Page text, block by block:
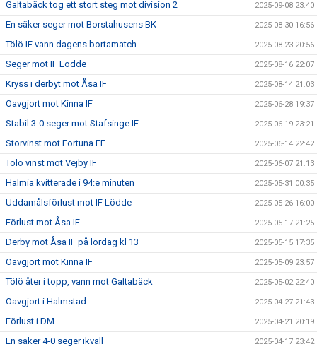
Galtabäck tog ett stort steg mot division 2 2025-09-08 23:40
En säker seger mot Borstahusens BK 2025-08-30 16:56
Tölö IF vann dagens bortamatch 2025-08-23 20:56
Seger mot IF Lödde 2025-08-16 22:07
Kryss i derbyt mot Åsa IF 2025-08-14 21:03
Oavgjort mot Kinna IF 2025-06-28 19:37
Stabil 3-0 seger mot Stafsinge IF 2025-06-19 23:21
Storvinst mot Fortuna FF 2025-06-14 22:42
Tölö vinst mot Vejby IF 2025-06-07 21:13
Halmia kvitterade i 94:e minuten 2025-05-31 00:35
Uddamålsförlust mot IF Lödde 2025-05-26 16:00
Förlust mot Åsa IF 2025-05-17 21:25
Derby mot Åsa IF på lördag kl 13 2025-05-15 17:35
Oavgjort mot Kinna IF 2025-05-09 23:57
Tölö åter i topp, vann mot Galtabäck 2025-05-02 22:40
Oavgjort i Halmstad 2025-04-27 21:43
Förlust i DM 2025-04-21 20:19
En säker 4-0 seger ikväll 2025-04-17 23:42